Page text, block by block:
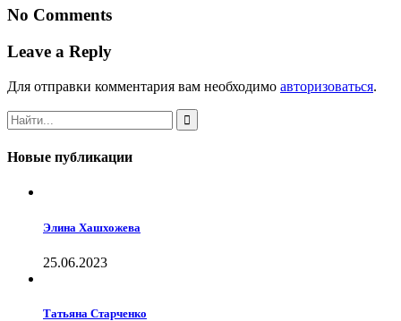
No Comments
Leave a Reply
Для отправки комментария вам необходимо авторизоваться.
Новые публикации
Элина Хашхожева
25.06.2023
Татьяна Старченко